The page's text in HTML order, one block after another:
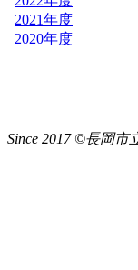
Since 2017 ©長岡市